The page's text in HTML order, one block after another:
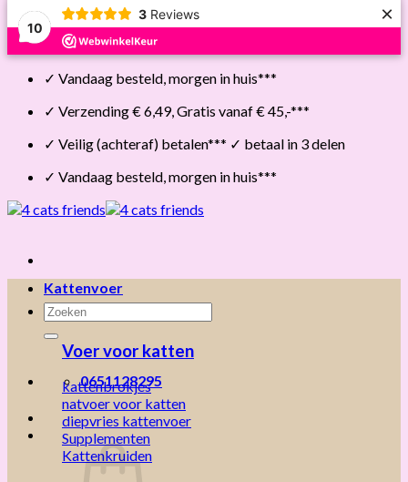
10
3 Reviews ×
Skip
✓ Vandaag besteld, morgen in huis***
✓ Verzending € 6,49, Gratis vanaf € 45,-***
✓ Veilig (achteraf) betalen*** ✓ betaal in 3 delen
✓ Vandaag besteld, morgen in huis***
Zoeken
naar:
0651128295
Kattenvoer
Voer voor katten
kattenbrokjes
natvoer voor katten
diepvries kattenvoer
Supplementen
Kattenkruiden